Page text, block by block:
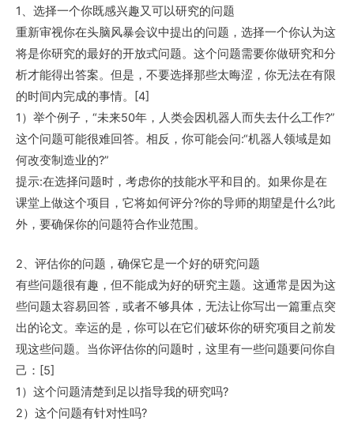
1、选择一个你既感兴趣又可以研究的问题
重新审视你在头脑风暴会议中提出的问题，选择一个你认为这
将是你研究的最好的开放式问题。这个问题需要你做研究和分
析才能得出答案。但是，不要选择那些太晦涩，你无法在有限
的时间内完成的事情。[4]
1）举个例子，“未来50年，人类会因机器人而失去什么工作?”
这个问题可能很难回答。相反，你可能会问:“机器人领域是如
何改变制造业的?”
提示:在选择问题时，考虑你的技能水平和目的。如果你是在
课堂上做这个项目，它将如何评分?你的导师的期望是什么?此
外，要确保你的问题符合作业范围。
2、评估你的问题，确保它是一个好的研究问题
有些问题很有趣，但不能成为好的研究主题。这通常是因为这
些问题太容易回答，或者不够具体，无法让你写出一篇重点突
出的论文。幸运的是，你可以在它们破坏你的研究项目之前发
现这些问题。当你评估你的问题时，这里有一些问题要问你自
己：[5]
1）这个问题清楚到足以指导我的研究吗?
2）这个问题有针对性吗?